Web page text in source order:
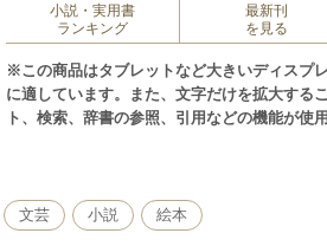
小説・実用書
ランキング
最新刊
を見る
※この商品はタブレットなど大きいディスプ
に適しています。また、文字だけを拡大する
ト、検索、辞書の参照、引用などの機能が使
小学校教諭が描いた、本当にいた小学校の校
文芸 小説 絵本